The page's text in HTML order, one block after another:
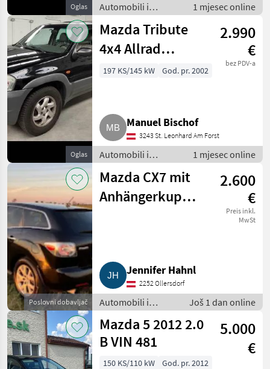
Oglas
Automobili i
motocikli /
Limuzine
1 mjesec online
Oglas
Mazda Tribute
4x4 Allrad
Benzin V6
2.990
€
bez PDV-a
197 KS/145 kW God. pr. 2002
Manuel Bischof
3243 St. Leonhard Am Forst
Automobili i
motocikli /
Limuzine
1 mjesec online
Poslovni dobavljač
Mazda CX7 mit
Anhängerkupplung,
2.600
€
Preis inkl.
MwSt
Jennifer Hahnl
2252 Ollersdorf
Automobili i
motocikli / Kombiji
Još 1 dan online
Mazda 5 2012 2.0
B VIN 481
5.000
€
150 KS/110 kW
God. pr. 2012